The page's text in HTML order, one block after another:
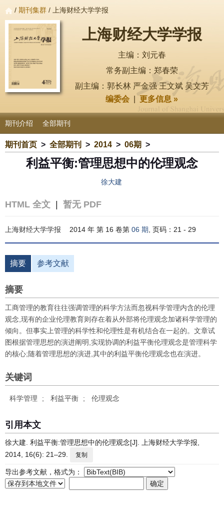
/ 期刊集群 / 上海财经大学学报
上海财经大学学报
主编：刘元春
常务副主编：郑春荣
副主编：郭长林 严金强 王文斌 吴文芳
编委会 |更多信息 »
期刊介绍 全部期刊
期刊首页 > 全部期刊 > 2014 > 06期 >
利益平衡:管理思想中的伦理观念
徐大建
HTML 全文 暂无 PDF
上海财经大学学报 2014 年 第 16 卷第 06 期 , 页码：21 - 29
摘要 参考文献
摘要
工商管理的教育往往强调管理的科学方法而忽视科学管理内含的伦理
观念,现有的企业伦理教育则存在着从外部将伦理观念加诸科学管理的
倾向。但事实上管理的科学性和伦理性是有机结合在一起的。文章试
图根据管理思想的演进阐明,实现协调的利益平衡伦理观念是管理科学
的核心;随着管理思想的演进,其中的利益平衡伦理观念也在演进。
关键词
科学管理 ; 利益平衡 ; 伦理观念
引用本文
徐大建. 利益平衡:管理思想中的伦理观念[J]. 上海财经大学学报,
2014, 16(6): 21–29.
复制
导出参考文献，格式为：